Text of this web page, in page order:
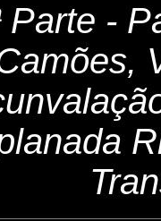
Parte -